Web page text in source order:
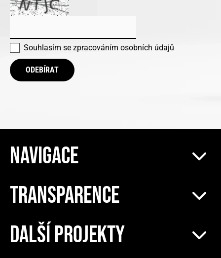
Souhlasím se zpracováním osobních údajů
ODEBÍRAT
NAVIGACE
TRANSPARENCE
DALŠÍ PROJEKTY